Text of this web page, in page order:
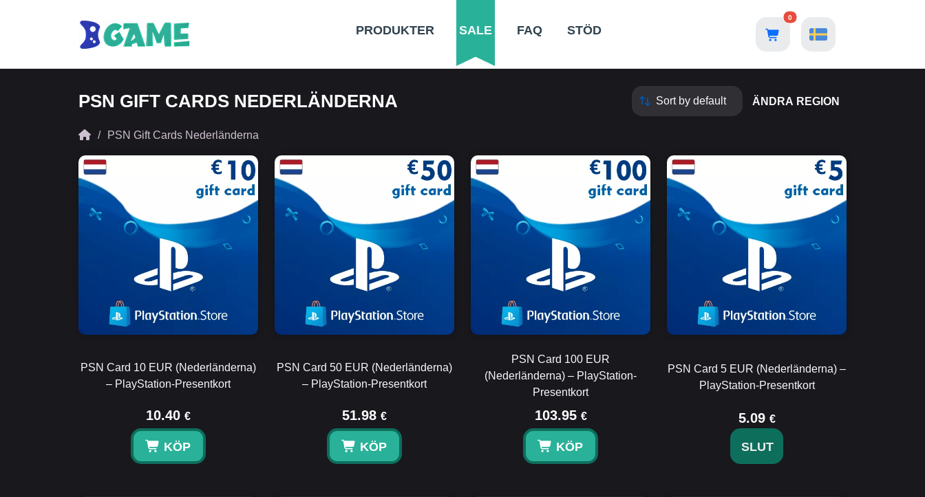
PRODUKTER SALE FAQ STÖD
0
PSN GIFT CARDS NEDERLÄNDERNA ÄNDRA REGION
PSN Gift Cards Nederländerna
PSN Card 10 EUR (Nederländerna)
– PlayStation-Presentkort
10.40 €
KÖP
PSN Card 50 EUR (Nederländerna)
– PlayStation-Presentkort
51.98 €
KÖP
PSN Card 100 EUR
(Nederländerna) – PlayStation-
Presentkort
103.95 €
KÖP
PSN Card 5 EUR (Nederländerna) –
PlayStation-Presentkort
5.09 €
SLUT